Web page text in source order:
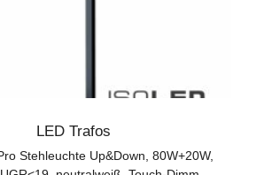
LED Trafos
Stehleuchte Up&Down, 80W+20W,